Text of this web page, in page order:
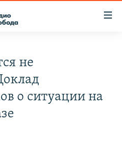
не
о ситуации на